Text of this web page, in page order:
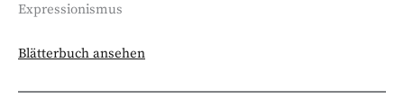
Expressionismus
Blätterbuch ansehen